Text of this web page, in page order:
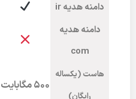
دامنه هدیه ir
دامنه هدیه
com
هاست (یکساله
رایگان)
۵۰۰ مگابایت